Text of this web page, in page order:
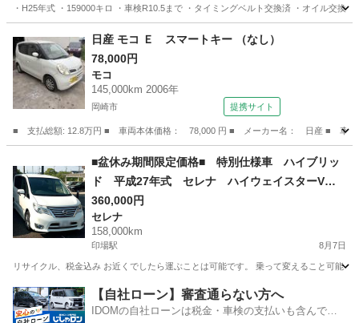
・H25年式 ・159000キロ ・車検R10.5まで ・タイミングベルト交換済 ・オイル交換
味鋺駅 クリッパー
日産 モコ Ｅ スマートキー （なし）
78,000円
モコ
145,000km 2006年
岡崎市 提携サイト
■ 支払総額: 12.8万円 ■ 車両本体価格： 78,000 円 ■ メーカー名： 日産 ■
モコ
■盆休み期間限定価格■ 特別仕様車 ハイブリッ
ド 平成27年式 セレナ ハイウェイスターVセ
レクプラスセフティHV_Aセフティ HFC26 NISS
AN パールホワイト
360,000円
セレナ
158,000km
印場駅 8月7日
リサイクル、税金込み お近くでしたら運ぶことは可能です。 乗って変えること可能
愛知 名古屋市 印場駅 セレナ
【自社ローン】審査通らない方へ
IDOMの自社ローンは税金・車検の支払いも含んでい